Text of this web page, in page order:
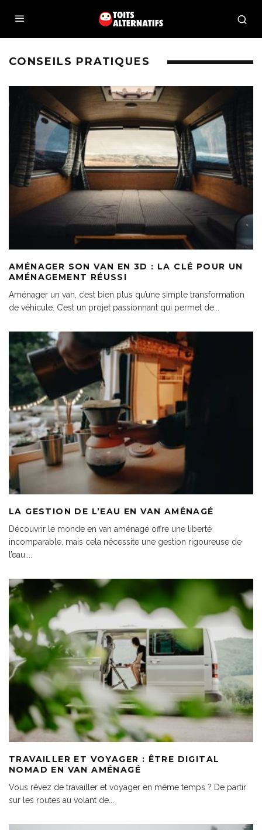
CONSEILS PRATIQUES
AMÉNAGER SON VAN EN 3D : LA CLÉ POUR UN
AMÉNAGEMENT RÉUSSI
Aménager un van, c’est bien plus qu’une simple transformation
de véhicule. C’est un projet passionnant qui permet de
LA GESTION DE L’EAU EN VAN AMÉNAGÉ
Découvrir le monde en van aménagé offre une liberté
incomparable, mais cela nécessite une gestion rigoureuse de
l’eau....
TRAVAILLER ET VOYAGER : ÊTRE DIGITAL
NOMAD EN VAN AMÉNAGÉ
Vous rêvez de travailler et voyager en même temps ? De partir
sur les routes au volant de